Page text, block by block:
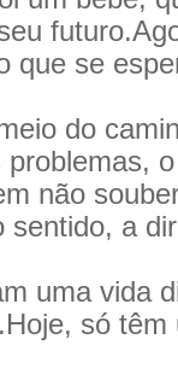
que se
do
não
sentido, a
uma vida
só